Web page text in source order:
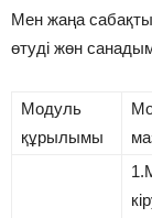
Мен жаңа
өтуді жөн
Модуль
құрылымы